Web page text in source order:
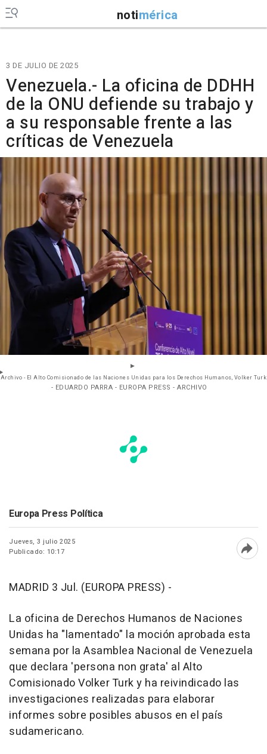
notimérica
3 DE JULIO DE 2025
Venezuela.- La oficina de DDHH
de la ONU defiende su trabajo y
a su responsable frente a las
críticas de Venezuela
Archivo - El Alto Comisionado de las Naciones Unidas para los Derechos Humanos, Volker Turk
- EDUARDO PARRA - EUROPA PRESS - ARCHIVO
Europa Press Política
Jueves, 3 julio 2025
Publicado: 10:17
MADRID 3 Jul. (EUROPA PRESS) -
La oficina de Derechos Humanos de Naciones
Unidas ha "lamentado" la moción aprobada esta
semana por la Asamblea Nacional de Venezuela
que declara 'persona non grata' al Alto
Comisionado Volker Turk y ha reivindicado las
investigaciones realizadas para elaborar
informes sobre posibles abusos en el país
sudamericano.